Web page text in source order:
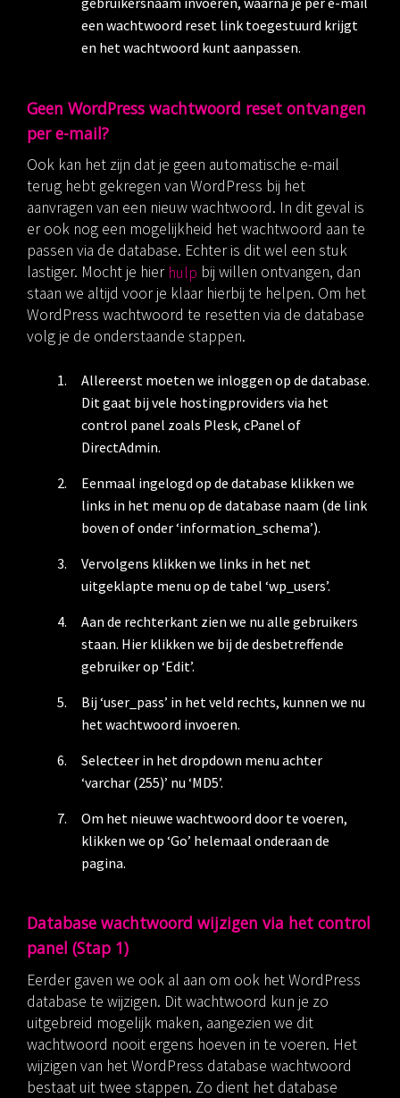
een wachtwoord reset link toegestuurd krijgt
en het wachtwoord kunt aanpassen.
Geen WordPress wachtwoord reset ontvangen
per e-mail?
Ook kan het zijn dat je geen automatische e-mail
terug hebt gekregen van WordPress bij het
aanvragen van een nieuw wachtwoord. In dit geval is
er ook nog een mogelijkheid het wachtwoord aan te
passen via de database. Echter is dit wel een stuk
lastiger. Mocht je hier hulp bij willen ontvangen, dan
staan we altijd voor je klaar hierbij te helpen. Om het
WordPress wachtwoord te resetten via de database
volg je de onderstaande stappen.
Allereerst moeten we inloggen op de database.
Dit gaat bij vele hostingproviders via het
control panel zoals Plesk, cPanel of
DirectAdmin.
Eenmaal ingelogd op de database klikken we
links in het menu op de database naam (de link
boven of onder ‘information_schema’).
Vervolgens klikken we links in het net
uitgeklapte menu op de tabel ‘wp_users’.
Aan de rechterkant zien we nu alle gebruikers
staan. Hier klikken we bij de desbetreffende
gebruiker op ‘Edit’.
Bij ‘user_pass’ in het veld rechts, kunnen we nu
het wachtwoord invoeren.
Selecteer in het dropdown menu achter
‘varchar (255)’ nu ‘MD5’.
Om het nieuwe wachtwoord door te voeren,
klikken we op ‘Go’ helemaal onderaan de
pagina.
Database wachtwoord wijzigen via het control
panel (Stap 1)
Eerder gaven we ook al aan om ook het WordPress
database te wijzigen. Dit wachtwoord kun je zo
uitgebreid mogelijk maken, aangezien we dit
wachtwoord nooit ergens hoeven in te voeren. Het
wijzigen van het WordPress database wachtwoord
bestaat uit twee stappen. Zo dient het database